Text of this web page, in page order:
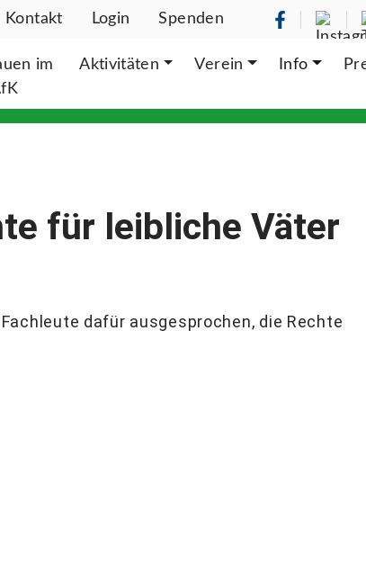
Kontakt Login Spenden
im
Aktivitäten Verein Info
für leibliche Väter
dafür ausgesprochen, die Rechte